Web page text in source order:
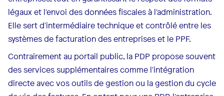
légaux et l'envoi des données fiscales à l'administration.
Elle sert d'intermédiaire technique et contrôlé entre les
systèmes de facturation des entreprises et le PPF.
Contrairement au portail public, la PDP propose souvent
des services supplémentaires comme l'intégration
directe avec vos outils de gestion ou la gestion du cycle